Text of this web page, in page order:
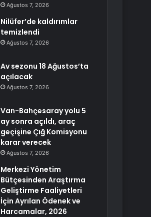
Ağustos 7, 2026
Nilüfer’de kaldırımlar
temizlendi
Ağustos 7, 2026
Av sezonu 18 Ağustos’ta
açılacak
Ağustos 7, 2026
Van-Bahçesaray yolu 5
ay sonra açıldı, araç
geçişine Çığ Komisyonu
karar verecek
Ağustos 7, 2026
Merkezi Yönetim
Bütçesinden Araştırma
Geliştirme Faaliyetleri
İçin Ayrılan Ödenek ve
Harcamalar, 2026